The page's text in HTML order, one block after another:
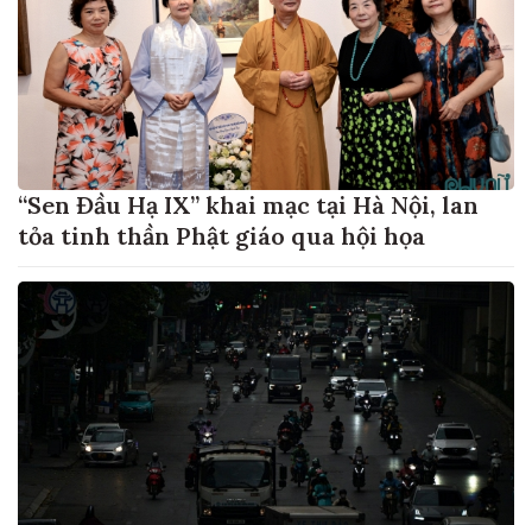
“Sen Đầu Hạ IX” khai mạc tại Hà Nội, lan
tỏa tinh thần Phật giáo qua hội họa